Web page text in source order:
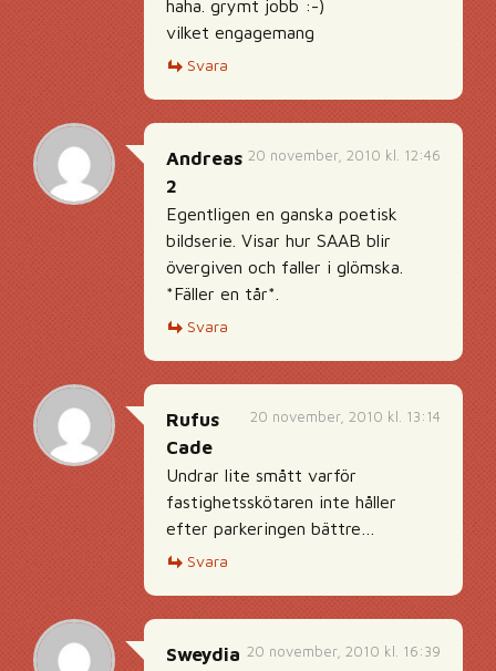
haha. grymt jobb :-)
vilket engagemang
Svara
20 november, 2010 kl. 12:46
Andreas
2
Egentligen en ganska poetisk
bildserie. Visar hur SAAB blir
övergiven och faller i glömska.
*Fäller en tår*.
Svara
20 november, 2010 kl. 13:14
Rufus
Cade
Undrar lite smått varför
fastighetsskötaren inte håller
efter parkeringen bättre…
Svara
20 november, 2010 kl. 16:39
Sweydia